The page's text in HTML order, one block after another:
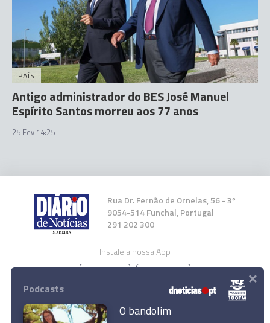
PAÍS
Antigo administrador do BES José Manuel
Espírito Santos morreu aos 77 anos
25 Fev 14:25
Rua Dr. Fernão de Ornelas, 56 - 3º
9054-514 Funchal, Portugal
291 202 300
Instale a nossa App
Podcasts
O bandolim
×